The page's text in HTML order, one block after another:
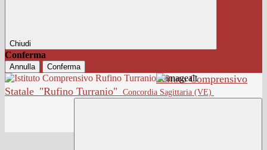
Chiudi
Conferma
Annulla Conferma
Istituto Comprensivo
Statale "Rufino Turranio" Concordia Sagittaria (VE)